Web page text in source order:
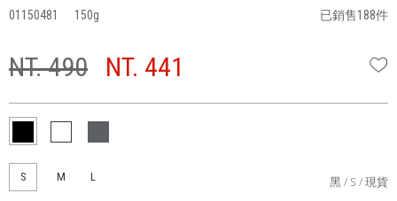
01150481 150 已銷售188件
NT. 490 NT. 441
S M L 黑 S 現貨